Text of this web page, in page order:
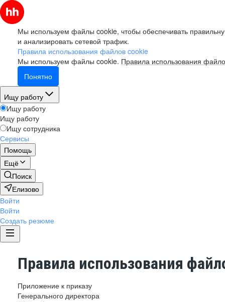
Мы используем файлы cookie, чтобы обеспечивать
и анализировать сетевой трафик.
Правила использования файлов cookie
Мы используем файлы cookie. Правила использования
Понятно
Ищу работу
Ищу работу
Ищу работу
Ищу сотрудника
Сервисы
Помощь
Ещё
Поиск
Елизово
Войти
Войти
Создать резюме
Правила использования
Приложение к приказу
Генерального директора